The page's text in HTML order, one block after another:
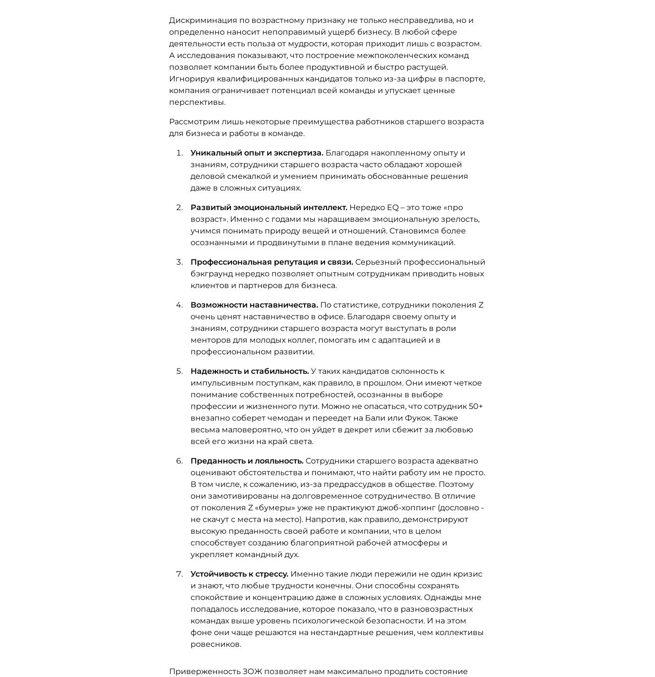
Дискриминация по возрастному признаку не только несправедлива, но и
определенно наносит непоправимый ущерб бизнесу. В любой сфере
деятельности есть польза от мудрости, которая приходит лишь с возрастом.
А исследования показывают, что построение межпоколенческих команд
позволяет компании быть более продуктивной и быстро растущей.
Игнорируя квалифицированных кандидатов только из-за цифры в паспорте,
компания ограничивает потенциал всей команды и упускает ценные
перспективы.
Рассмотрим лишь некоторые преимущества работников старшего возраста
для бизнеса и работы в команде.
Уникальный опыт и экспертиза. Благодаря накопленному опыту и
знаниям, сотрудники старшего возраста часто обладают хорошей
деловой смекалкой и умением принимать обоснованные решения
даже в сложных ситуациях.
Развитый эмоциональный интеллект. Нередко EQ – это тоже «про
возраст». Именно с годами мы наращиваем эмоциональную зрелость,
учимся понимать природу вещей и отношений. Становимся более
осознанными и продвинутыми в плане ведения коммуникаций.
Профессиональная репутация и связи. Серьезный профессиональный
бэкграунд нередко позволяет опытным сотрудникам приводить новых
клиентов и партнеров для бизнеса.
Возможности наставничества. По статистике, сотрудники поколения Z
очень ценят наставничество в офисе. Благодаря своему опыту и
знаниям, сотрудники старшего возраста могут выступать в роли
менторов для молодых коллег, помогать им с адаптацией и в
профессиональном развитии.
Надежность и стабильность. У таких кандидатов склонность к
импульсивным поступкам, как правило, в прошлом. Они имеют четкое
понимание собственных потребностей, осознанны в выборе
профессии и жизненного пути. Можно не опасаться, что сотрудник 50+
внезапно соберет чемодан и переедет на Бали или Фукок. Также
весьма маловероятно, что он уйдет в декрет или сбежит за любовью
всей его жизни на край света.
Преданность и лояльность. Сотрудники старшего возраста адекватно
оценивают обстоятельства и понимают, что найти работу им не просто.
В том числе, к сожалению, из-за предрассудков в обществе. Поэтому
они замотивированы на долговременное сотрудничество. В отличие
от поколения Z «бумеры» уже не практикуют джоб-хоппинг (дословно -
не скачут с места на место). Напротив, как правило, демонстрируют
высокую преданность своей работе и компании, что в целом
способствует созданию благоприятной рабочей атмосферы и
укрепляет командный дух.
Устойчивость к стрессу. Именно такие люди пережили не один кризис
и знают, что любые трудности конечны. Они способны сохранять
спокойствие и концентрацию даже в сложных условиях. Однажды мне
попадалось исследование, которое показало, что в разновозрастных
командах выше уровень психологической безопасности. И на этом
фоне они чаще решаются на нестандартные решения, чем коллективы
ровесников.
Приверженность ЗОЖ позволяет нам максимально продлить состояние